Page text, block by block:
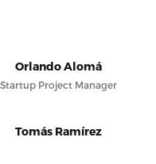
Orlando Alomá
Startup Project Manager
Tomás Ramírez